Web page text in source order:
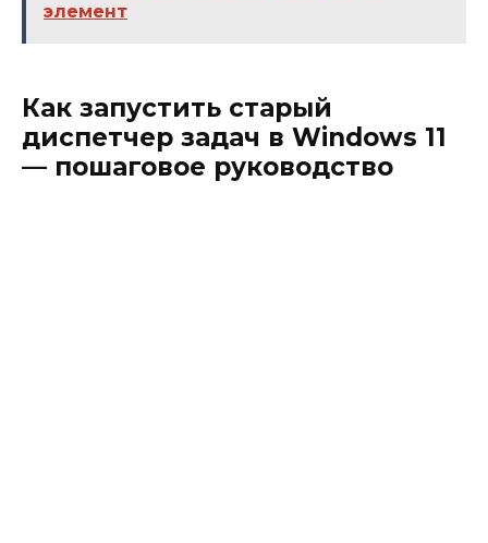
элемент
Как запустить старый
диспетчер задач в Windows 11
— пошаговое руководство